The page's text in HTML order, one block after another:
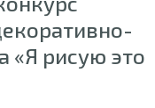
«Я рисую это